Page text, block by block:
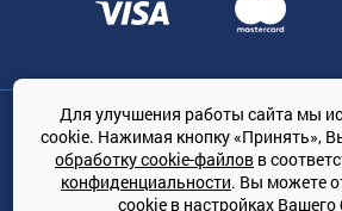
Общество с ограниченной
1167847364079, 197022, г. Санкт-
КЛИМАТПРОФ.ONLINE - оптовая
климатической техники на
Для улучшения работы сайта мы
cookie. Нажимая кнопку «Принять»,
обработку cookie-файлов в
конфиденциальности. Вы можете
cookie в настройках Вашего